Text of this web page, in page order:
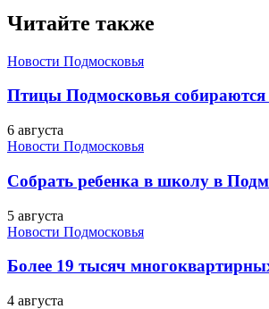
Читайте также
Новости Подмосковья
Птицы Подмосковья
6 августа
Новости Подмосковья
Собрать ребенка в школу в
5 августа
Новости Подмосковья
Более 19 тысяч
4 августа